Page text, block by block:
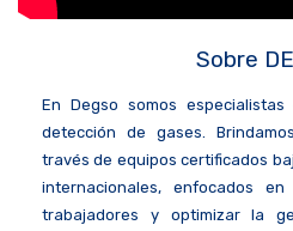
Sobre
En Degso somos
detección de gases.
través de equipos certificados
internacionales, enfocados
trabajadores y optimizar la